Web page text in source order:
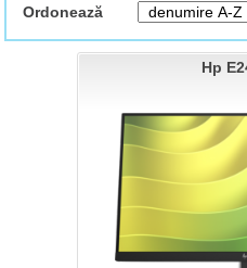
Ordonează
Hp